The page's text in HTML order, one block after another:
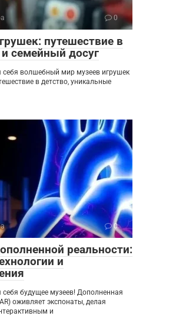
0
путешествие в
и семейный досуг
себя волшебный мир музеев игрушек
в детство, уникальные
0
реальности:
и
себя будущее музеев! Дополненная
оживляет экспонаты, делая
и